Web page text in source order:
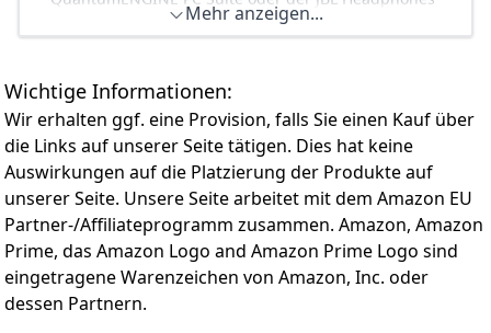
Wärmeableitung Kapazität, um sicherzustellen, dass
jeder Spieler könnte den optimalen Tragekomfort in
nimmt einen verstellbaren Kopfbügel geeignet für
jeden Spieler.
【Besseres Spielerlebnis】 Hochfestes,
wicklungssicheres, geflochtenes Kabel mit Tasten zur
Lautstärkeregelung und Mikrofon Stummschalttaste,
mit der Sie die Lautstärke leicht regeln und das
Mikrofon stummschalten können. Das Gaming Headset
mit RGB LED Licht, die prächtige Beleuchtung schafft
eine wunderbare Spielatmosphäre.
App angepasst werden, um jedes Detail zu hören
Bluetooth sowie 22 Stunden Akkulaufzeit / Mit Play-and-
Charge beim Gamen aufladen oder 5 Minuten mit USB-
Kabel laden für eine weitere Stunde Spielzeit
Abnehmbares Mikrofon mit Sprachfokus und
Stummschaltung: Selbst wenn es im Spiel hektisch
zugeht, sorgt das abnehmbare Boom-Richtmikrofon mit
Sprachfokus dafür, dass andere Spieler die eigene
Stimme jederzeit deutlich hören können
Ganztägiger Komfort: Die bequemen, atmungsaktiven
Stoff-Ohrpolster mit Memory Foam machen die
Mehr anzeigen...
Wichtige Informationen:
Wir erhalten ggf. eine Provision, falls Sie einen Kauf über
die Links auf unserer Seite tätigen. Dies hat keine
Auswirkungen auf die Platzierung der Produkte auf
unserer Seite. Unsere Seite arbeitet mit dem Amazon EU
Partner-/Affiliateprogramm zusammen. Amazon, Amazon
Prime, das Amazon Logo and Amazon Prime Logo sind
eingetragene Warenzeichen von Amazon, Inc. oder
dessen Partnern.